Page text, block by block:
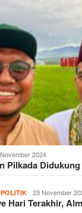
2024
Pilkada
POLITIK 23 November
Hari Terakhir,